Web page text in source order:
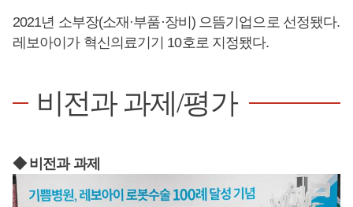
2021년 소부장(소재·부품·장비) 으뜸기업으로 선정됐다.
레보아이가 혁신의료기기 10호로 지정됐다.
비전과 과제/평가
◆ 비전과 과제